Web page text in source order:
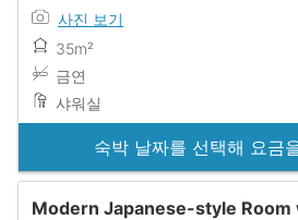
사진 보기
35m²
금연
샤워실
숙박 날짜를 선택해 요금
Modern Japanese-style